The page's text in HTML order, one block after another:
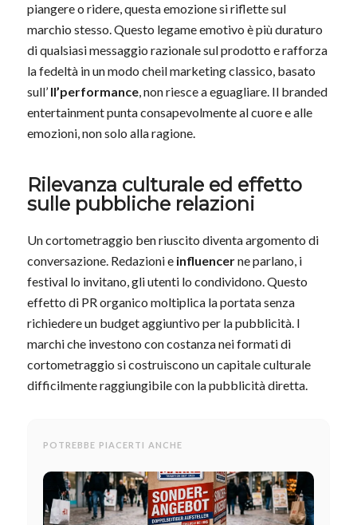
piangere o ridere, questa emozione si riflette sul
marchio stesso. Questo legame emotivo è più duraturo
di qualsiasi messaggio razionale sul prodotto e rafforza
la fedeltà in un modo cheil marketing classico, basato
sull’ ll’performance, non riesce a eguagliare. Il branded
entertainment punta consapevolmente al cuore e alle
emozioni, non solo alla ragione.
Rilevanza culturale ed effetto
sulle pubbliche relazioni
Un cortometraggio ben riuscito diventa argomento di
conversazione. Redazioni e influencerne parlano, i
festival lo invitano, gli utenti lo condividono. Questo
effetto di PR organico moltiplica la portata senza
richiedere un budget aggiuntivo per la pubblicità. I
marchi che investono con costanza nei formati di
cortometraggio si costruiscono un capitale culturale
difficilmente raggiungibile con la pubblicità diretta.
POTREBBE PIACERTI ANCHE